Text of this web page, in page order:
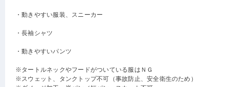
・動きやすい服装、スニーカー
・長袖シャツ
・動きやすいパンツ
※タートルネックやフードがついている服はＮＧ
※スウェット、タンクトップ不可（事故防止、安全衛生のため）